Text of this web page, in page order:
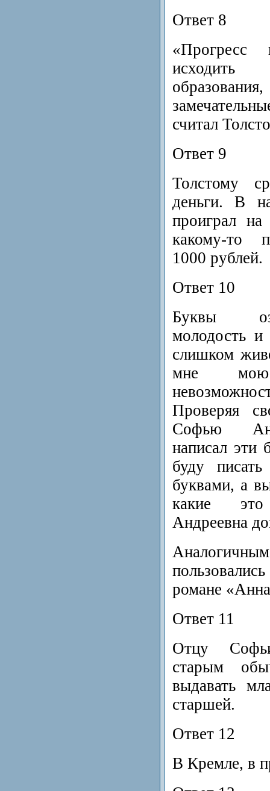
Ответ 8
считал
Ответ 9
Толстому
деньги. В
проиграл на
какому-то
1000 рублей.
Ответ 10
Буквы
молодость и
слишком
мне
Проверяя
Софью
написал эти
буду
буквами, а
какие
Андреевна
романе
Ответ 11
Отцу
старым
выдавать
старшей.
Ответ 12
В Кремле, в